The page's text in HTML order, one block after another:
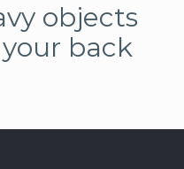
objects
back